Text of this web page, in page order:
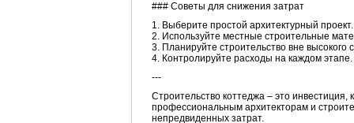
### Советы для снижения затрат
1. Выберите простой архитектурный проект.
2. Используйте местные строительные
3. Планируйте строительство вне высокого
4. Контролируйте расходы на каждом этапе.
---
Строительство коттеджа – это
профессиональным архитекторам и
непредвиденных затрат.